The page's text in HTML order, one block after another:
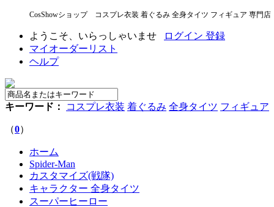
CosShowショップ コスプレ衣装 着ぐるみ 全身タイツ フィギュア 専門店
ようこそ、いらっしゃいませ ログイン 登録
マイオーダーリスト
ヘルプ
キーワード： コスプレ衣装 着ぐるみ 全身タイツ フィギュア
（0）
ホーム
Spider-Man
カスタマイズ(戦隊)
キャラクター 全身タイツ
スーパーヒーロー